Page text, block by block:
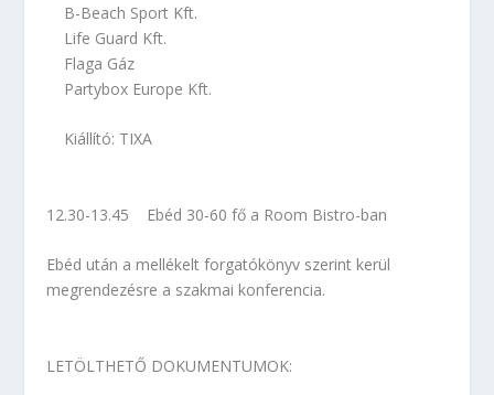
B-Beach Sport Kft.
Life Guard Kft.
Flaga Gáz
Partybox Europe Kft.
Kiállító: TIXA
12.30-13.45 Ebéd 30-60 fő a Room Bistro-ban
Ebéd után a mellékelt forgatókönyv szerint kerül
megrendezésre a szakmai konferencia.
LETÖLTHETŐ DOKUMENTUMOK: